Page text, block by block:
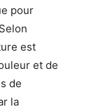
pour
est
et de
de
la